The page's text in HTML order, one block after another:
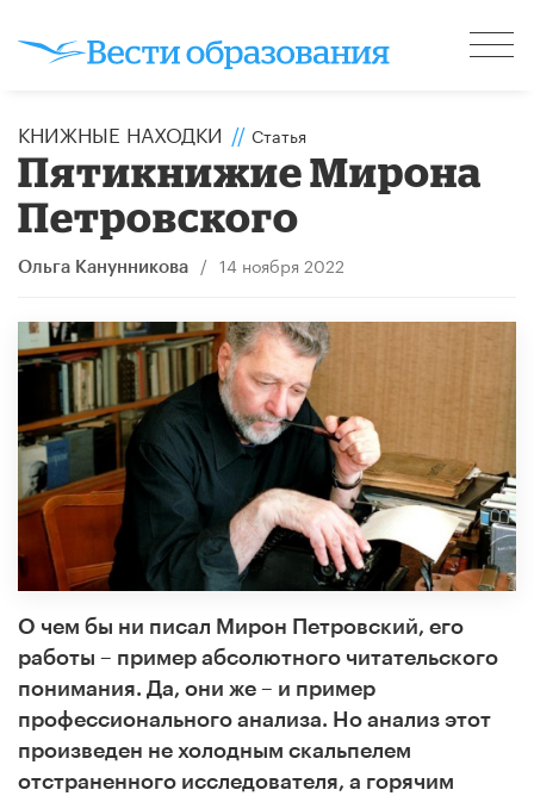
КНИЖНЫЕ НАХОДКИ // Статья
Пятикнижие Мирона
Петровского
Ольга Канунникова / 14 ноября 2022
О чем бы ни писал Мирон Петровский, его
работы – пример абсолютного читательского
понимания. Да, они же – и пример
профессионального анализа. Но анализ этот
произведен не холодным скальпелем
отстраненного исследователя, а горячим